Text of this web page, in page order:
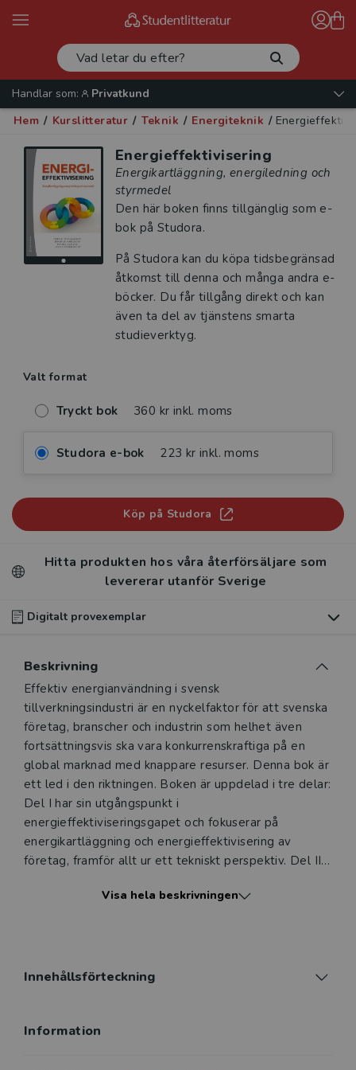
Handlar som:
Privatkund
Hem / Kurslitteratur / Teknik / Energiteknik /
Energieffektivisering
Energikartläggning, energiledning och
styrmedel
Den här boken finns tillgänglig som e-
bok på Studora.
På Studora kan du köpa tidsbegränsad
åtkomst till denna och många andra e-
böcker. Du får tillgång direkt och kan
även ta del av tjänstens smarta
studieverktyg.
Valt format
Tryckt bok 360 kr inkl. moms
Studora e-bok 223 kr inkl. moms
Köp på Studora
Hitta produkten hos våra återförsäljare som
levererar utanför Sverige
Digitalt provexemplar
digitalt provexemplar av den här produkten
Våra digitala provexemplar tillhandahålls via Studora.se
och ger dig tillgång till boken under 180 dagar. Observera
att erbjudandet endast gäller relevanta produkter för din
undervisning (nivå och ämne) och dig som är verksam i
Sverige. Du kan alltid kontakta vår kundservice om du
önskar ytterligare information eller har frågor om
produkten.
Den här produkten kan beställas av lärare på universitet
eller högskola. Om det gäller tjänsteexemplar av en
kursbok på befintlig kurslista hänvisar vi till din
Beskrivning
Beskrivning
Effektiv energianvändning i svensk
tillverkningsindustri är en nyckelfaktor för att svenska
företag, branscher och industrin som helhet även
fortsättningsvis ska vara konkurrenskraftiga på en
global marknad med knappare resurser. Denna bok är
ett led i den riktningen. Boken är uppdelad i tre delar:
Del I har sin utgångspunkt i
energieffektiviseringsgapet och fokuserar på
energikartläggning och energieffektivisering av
företag, framför allt ur ett tekniskt perspektiv. Del II
fokuserar på energiledning samt hinder och
energieffektivisering och hur dessa kan designas,
De två första delarna riktar sig framför allt till
Visa hela beskrivningen
Innehållsförteckning
Information